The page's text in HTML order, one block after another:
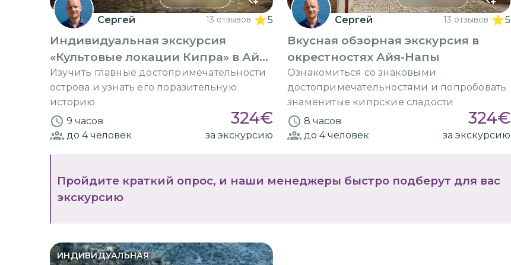
Сергей 13 отзывов 5
Индивидуальная экскурсия
«Культовые локации Кипра» в Айя-
Напе
Изучить главные достопримечательности
острова и узнать его поразительную
историю
9 часов
324€
до 4человек за экскурсию
Сергей 13 отзывов 5
Вкусная обзорная экскурсия в
окрестностях Айя-Напы
Ознакомиться со знаковыми
достопримечательностями и попробовать
знаменитые кипрские сладости
8 часов
324€
до 4человек за экскурсию
Пройдите краткий опрос, и наши менеджеры быстро подберут для вас
экскурсию
ИНДИВИДУАЛЬНАЯ